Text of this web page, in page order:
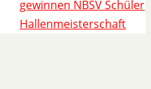
gewinnen NBSV Schüler
Hallenmeisterschaft